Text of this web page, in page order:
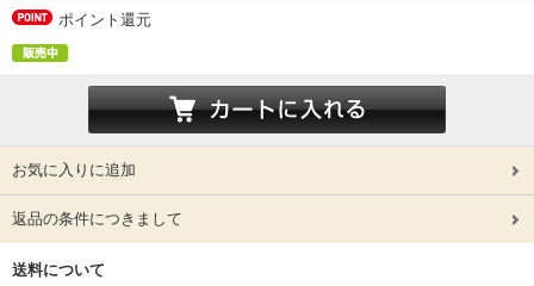
ポイント還元
お気に入りに追加
返品の条件につきまして
送料について